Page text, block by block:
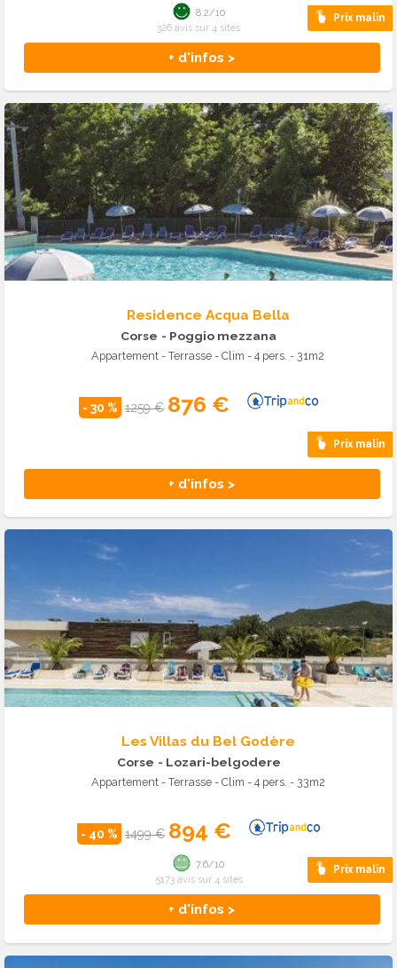
Prix malin
+ d'infos >
8.2/10
326 avis sur 4 sites
Residence Acqua Bella
Corse - Poggio mezzana
Appartement - Terrasse - Clim - 4 pers. - 31m2
- 30 % 1259 € 876 €
Prix malin
+ d'infos >
Les Villas du Bel Godère
Corse - Lozari-belgodere
Appartement - Terrasse - Clim - 4 pers. - 33m2
- 40 % 1499 € 894 €
Prix malin
+ d'infos >
7.6/10
5173 avis sur 4 sites